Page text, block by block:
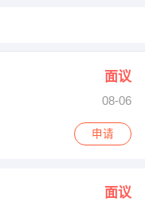
司 】 强势入驻
面议
08-06
申请
面议